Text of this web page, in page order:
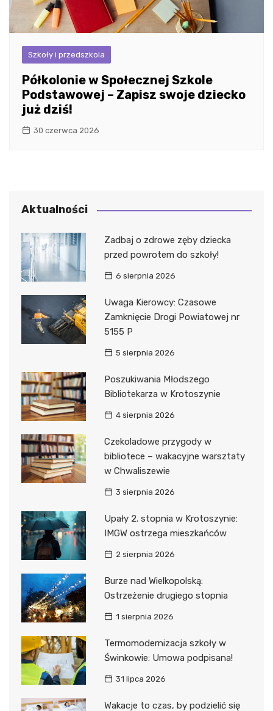
Szkoły i przedszkola
Półkolonie w Społecznej Szkole
Podstawowej – Zapisz swoje dziecko
już dziś!
30 czerwca 2026
Aktualności
Zadbaj o zdrowe zęby dziecka
przed powrotem do szkoły!
6 sierpnia 2026
Uwaga Kierowcy: Czasowe
Zamknięcie Drogi Powiatowej nr
5155 P
5 sierpnia 2026
Poszukiwania Młodszego
Bibliotekarza w Krotoszynie
4 sierpnia 2026
Czekoladowe przygody w
bibliotece – wakacyjne warsztaty
w Chwaliszewie
3 sierpnia 2026
Upały 2. stopnia w Krotoszynie:
IMGW ostrzega mieszkańców
2 sierpnia 2026
Burze nad Wielkopolską:
Ostrzeżenie drugiego stopnia
1 sierpnia 2026
Termomodernizacja szkoły w
Świnkowie: Umowa podpisana!
31 lipca 2026
Wakacje to czas, by podzielić się